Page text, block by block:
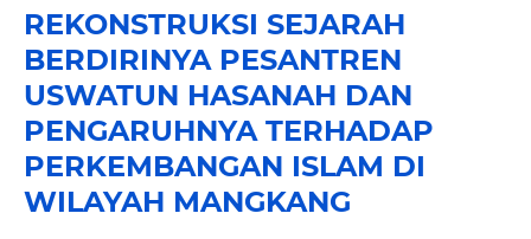
REKONSTRUKSI SEJARAH
BERDIRINYA PESANTREN
USWATUN HASANAH DAN
PENGARUHNYA TERHADAP
PERKEMBANGAN ISLAM DI
WILAYAH MANGKANG